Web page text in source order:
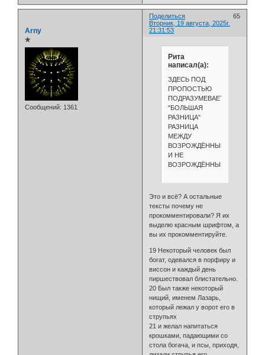
Поделиться
65
Вторник, 19 августа, 2025г.
21:31:53
Arny
✯
Сообщений: 1361
Рита
написал(а):
ЗДЕСЬ ПОД
ПРОПОСТЬЮ
ПОДРАЗУМЕВАЕТСЯ
"БОЛЬШАЯ
РАЗНИЦА"
РАЗНИЦА
МЕЖДУ
ВОЗРОЖДЁННЫМИ
И НЕ
ВОЗРОЖДЁННЫМИ.
Это и всё? А остальные
тексты почему не
прокомментировали? Я их
выделю красным шрифтом, а
вы их прокомментируйте.
19 Некоторый человек был
богат, одевался в порфиру и
виссон и каждый день
пиршествовал блистательно.
20 Был также некоторый
нищий, именем Лазарь,
который лежал у ворот его в
струпьях
21 и желал напитаться
крошками, падающими со
стола богача, и псы, приходя,